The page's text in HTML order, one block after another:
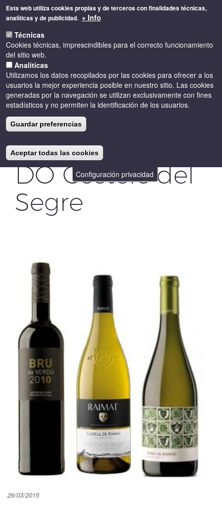
Configuración privacidad
Esta web utiliza cookies propias y de terceros con finalidades técnicas,
analíticas y de publicidad. + Info
Técnicas
Cookies técnicas, imprescindibles para el correcto funcionamiento
del sitio web.
Analíticas
Utilizamos los datos recopilados por las cookies para ofrecer a los
usuarios la mejor experiencia posible en nuestro sitio. Las cookies
generadas por la navegación se utilizan exclusivamente con fines
estadísticos y no permiten la identificación de los usuarios.
Guardar preferencias
Aceptar todas las cookies
Pasar
principal
3 Bacchus de
Plata para la
DO Costers del
Segre
26/03/2015